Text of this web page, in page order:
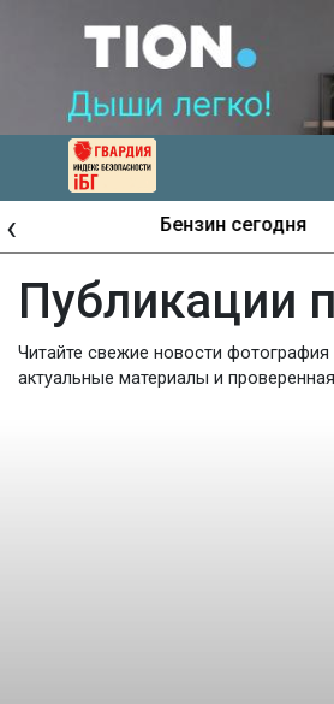
Журналистские
‹
Публикации
Читайте свежие новости
актуальные материалы и